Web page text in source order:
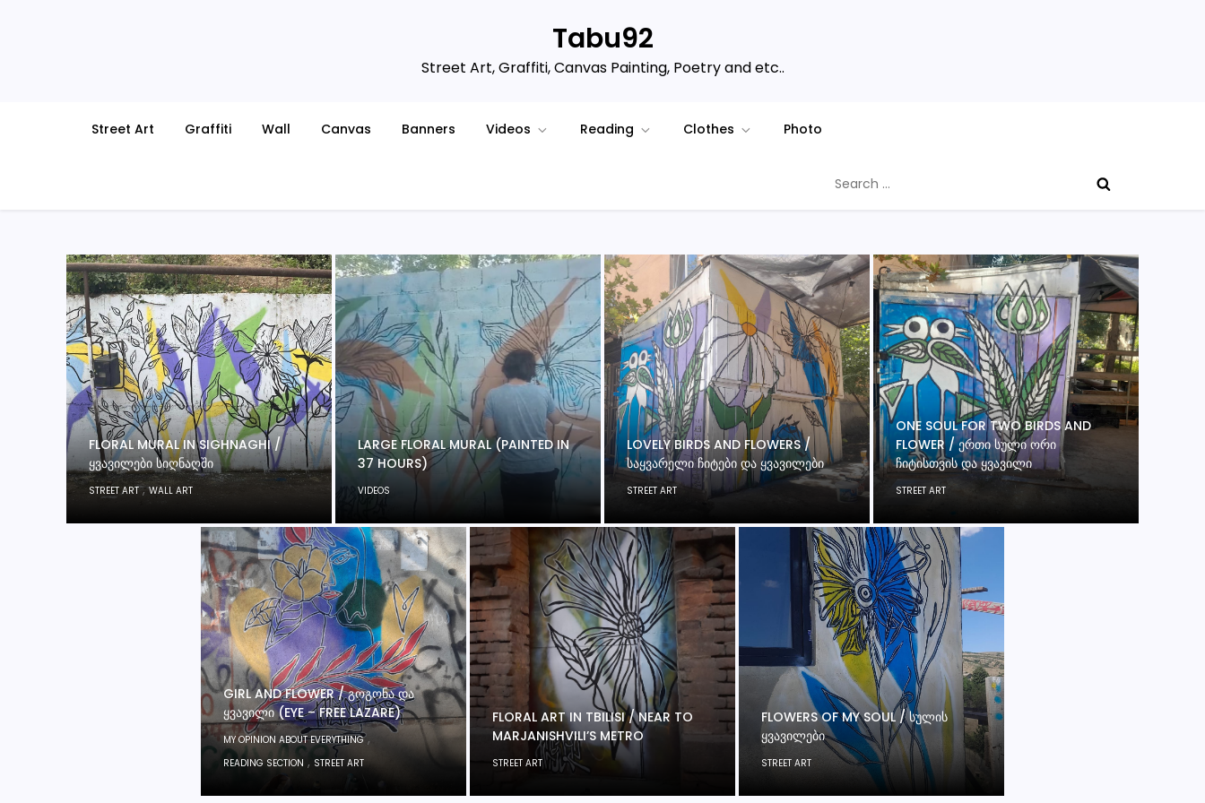
Tabu92
Street Art, Graffiti, Canvas Painting, Poetry and etc..
Street Art Graffiti Wall Canvas Banners Videos Reading Clothes Photo
for:
FLORAL MURAL IN SIGHNAGHI /
ᲧᲕᲐᲕᲘᲚᲔᲑᲘ ᲡᲘᲦᲜᲐᲦᲨᲘ
STREET ART,WALL ART
LARGE FLORAL MURAL (PAINTED IN
37 HOURS)
VIDEOS
LOVELY BIRDS AND FLOWERS /
ᲡᲐᲧᲕᲐᲠᲔᲚᲘ ᲩᲘᲢᲔᲑᲘ ᲓᲐ ᲧᲕᲐᲕᲘᲚᲔᲑᲘ
STREET ART
ONE SOUL FOR TWO BIRDS AND
FLOWER / ᲔᲠᲗᲘ ᲡᲣᲚᲘ ᲝᲠᲘ
ᲩᲘᲢᲘᲡᲗᲕᲘᲡ ᲓᲐ ᲧᲕᲐᲕᲘᲚᲘ
STREET ART
GIRL AND FLOWER / ᲒᲝᲒᲝᲜᲐ ᲓᲐ
ᲧᲕᲐᲕᲘᲚᲘ (EYE – FREE LAZARE)
MY OPINION ABOUT EVERYTHING,
READING SECTION , STREET ART
FLORAL ART IN TBILISI / NEAR TO
MARJANISHVILI’S METRO
STREET ART
FLOWERS OF MY SOUL / ᲡᲣᲚᲘᲡ
ᲧᲕᲐᲕᲘᲚᲔᲑᲘ
STREET ART